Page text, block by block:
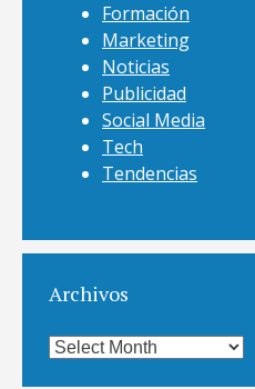
Formación
Marketing
Noticias
Publicidad
Social Media
Tech
Tendencias
Archivos
Archivos